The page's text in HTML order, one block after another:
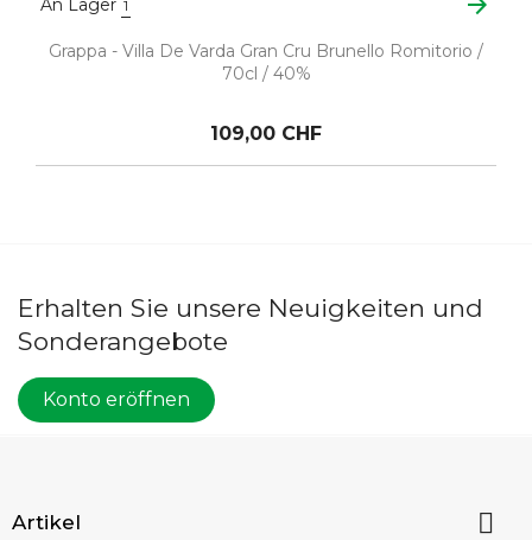
An Lager 1
Grappa - Villa De Varda Gran Cru Brunello Romitorio /
70cl / 40%
109,00 CHF
Erhalten Sie unsere Neuigkeiten und
Sonderangebote
Konto eröffnen
Artikel 